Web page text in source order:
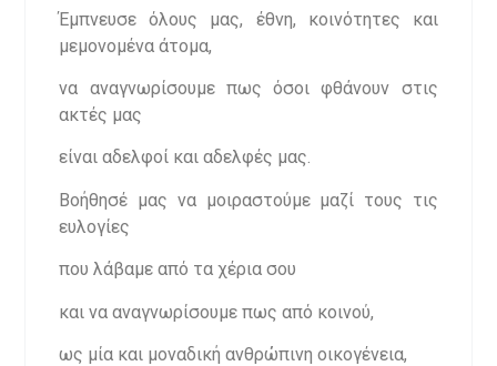
Έμπνευσε όλους μας, έθνη, κοινότητες και
μεμονομένα άτομα,
να αναγνωρίσουμε πως όσοι φθάνουν στις
ακτές μας
είναι αδελφοί και αδελφές μας.
Βοήθησέ μας να μοιραστούμε μαζί τους τις
ευλογίες
που λάβαμε από τα χέρια σου
και να αναγνωρίσουμε πως από κοινού,
ως μία και μοναδική ανθρώπινη οικογένεια,